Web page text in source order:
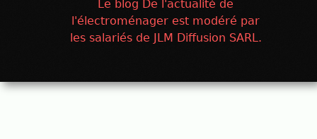
Le blog De l'actualité de
l'électroménager est modéré par
les salariés de JLM Diffusion SARL.